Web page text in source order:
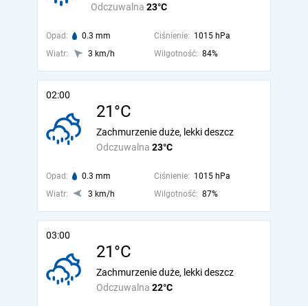
Odczuwalna 23°C
Opad: 0.3 mm Ciśnienie: 1015 hPa
Wiatr:
3 km/h Wilgotność: 84%
02:00
21°C
Odczuwalna 23°C
Zachmurzenie duże, lekki deszcz
Opad: 0.3 mm Ciśnienie: 1015 hPa
Wiatr:
3 km/h Wilgotność: 87%
03:00
21°C
Odczuwalna 22°C
Zachmurzenie duże, lekki deszcz